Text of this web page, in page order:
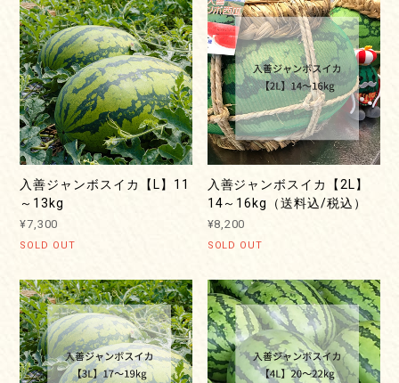
入善ジャンボスイカ【L】11
～13kg
¥7,300
SOLD OUT
入善ジャンボスイカ【2L】
14～16kg（送料込/税込）
¥8,200
SOLD OUT